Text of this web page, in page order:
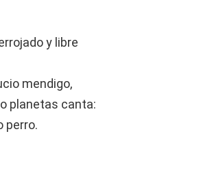
y libre
mendigo,
planetas canta:
perro.